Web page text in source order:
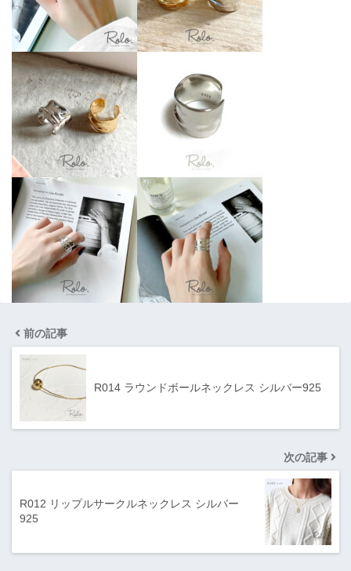
前の記事
R014 ラウンドボールネックレス シルバー925
次の記事
R012 リップルサークルネックレス シルバー
925